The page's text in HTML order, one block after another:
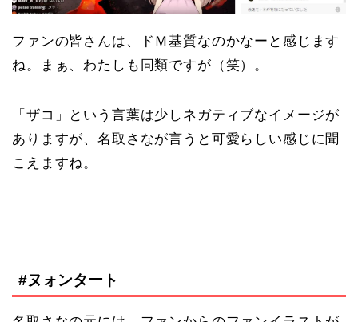
ファンの皆さんは、ドＭ基質なのかなーと感じます
ね。まぁ、わたしも同類ですが（笑）。
「ザコ」という言葉は少しネガティブなイメージが
ありますが、名取さなが言うと可愛らしい感じに聞
こえますね。
#ヌォンタート